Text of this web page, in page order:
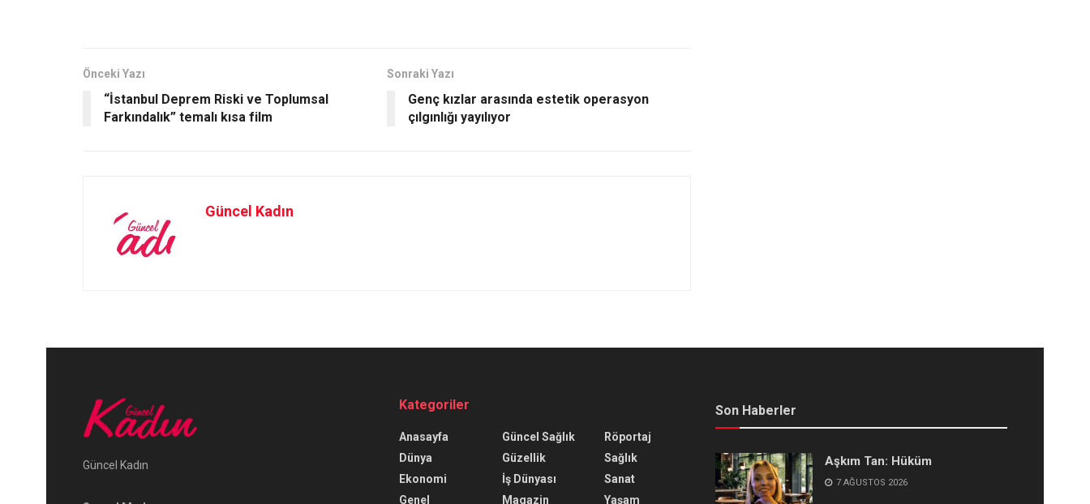
o
k
n
Önceki Yazı
“İstanbul Deprem Riski ve Toplumsal
Farkındalık” temalı kısa film
Sonraki Yazı
Genç kızlar arasında estetik operasyon
çılgınlığı yayılıyor
Güncel Kadın
Güncel Kadın
Kategoriler
Anasayfa
Dünya
Ekonomi
Genel
Güncel Sağlık
Güzellik
İş Dünyası
Magazin
Röportaj
Sağlık
Sanat
Yaşam
Son Haberler
Aşkım Tan: Hüküm
7 AĞUSTOS 2026